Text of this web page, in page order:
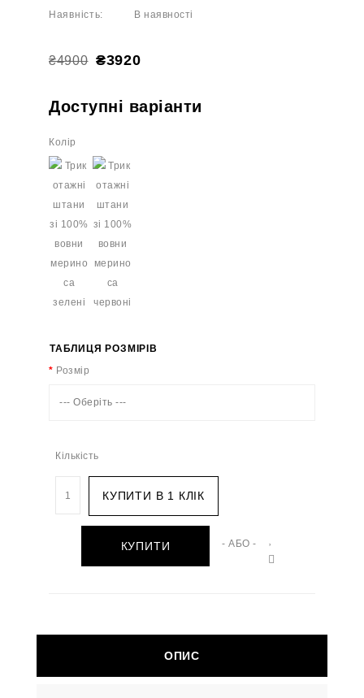
Наявність:
В наявності
₴4900 ₴3920
Доступні варіанти
Колір
ТАБЛИЦЯ РОЗМІРІВ
Розмір
--- Оберіть ---
Кількість
КУПИТИ В 1 КЛІК
КУПИТИ - АБО -
ОПИС